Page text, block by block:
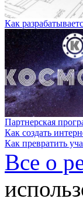
Как
Партнерская
Как создать
Как превратить
Все о